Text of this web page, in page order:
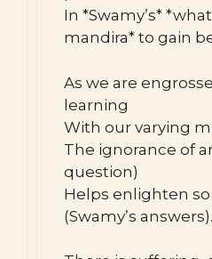
In *Swamy’s*
mandira* to gain
As we are
learning
With our varying
The ignorance of
question)
Helps enlighten
(Swamy’s answers).